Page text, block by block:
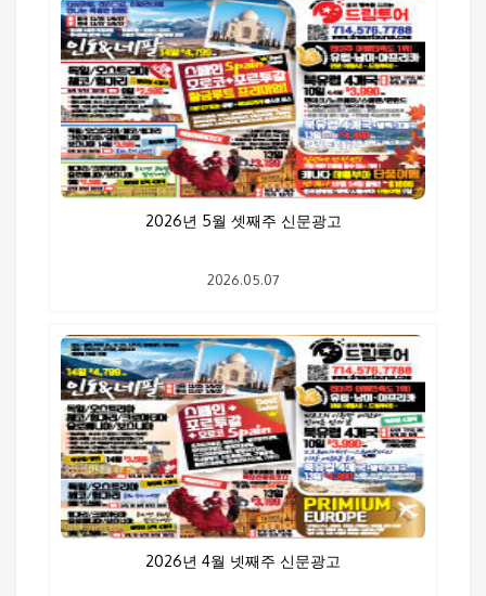
2026년 5월 셋째주 신문광고
2026.05.07
2026년 4월 넷째주 신문광고